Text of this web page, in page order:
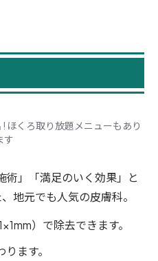
ほくろ取り放題メニューもあり
す
術」「満足のいく効果」と
地元でも人気の皮膚科。
）で除去できます。
ます。